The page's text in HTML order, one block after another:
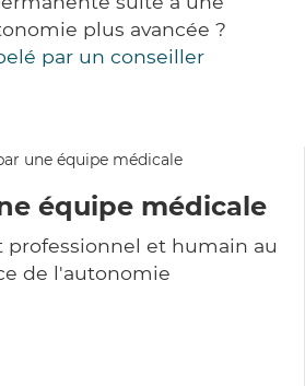
plus avancée ?
par un conseiller
équipe médicale
professionnel et humain au
de l'autonomie